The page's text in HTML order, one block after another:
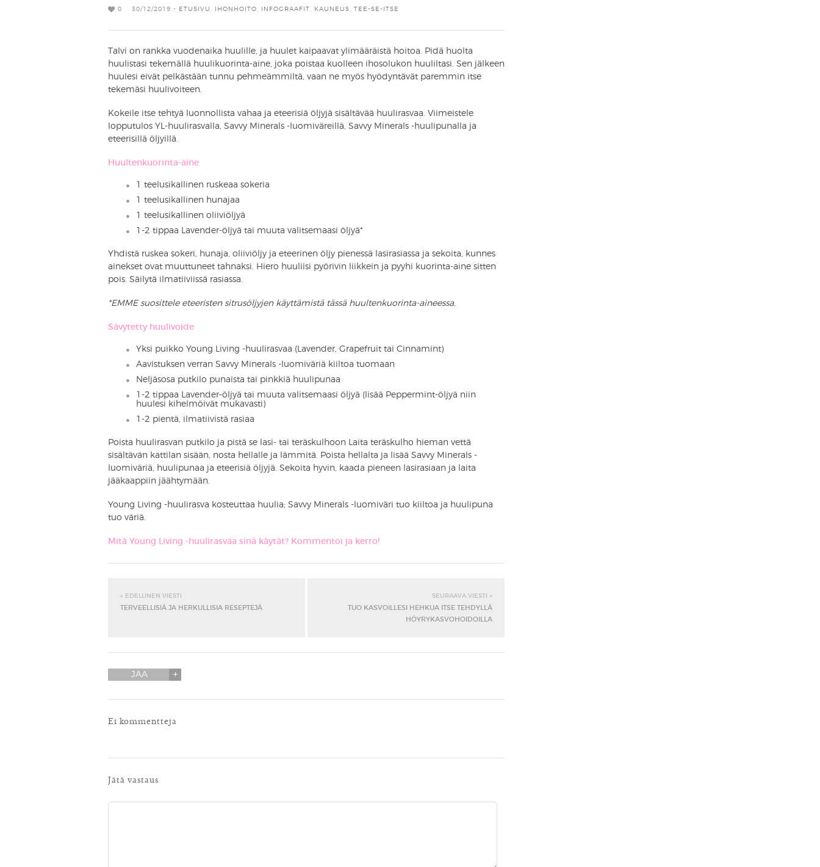
0 30/12/2019 - ETUSIVU IHONHOITO INFOGRAAFIT KAUNEUS TEE-SE-ITSE
Talvi on rankka vuodenaika huulille, ja huulet kaipaavat ylimääräistä hoitoa. Pidä huolta
huulistasi tekemällä huulikuorinta-aine, joka poistaa kuolleen ihosolukon huuliltasi. Sen jälkeen
huulesi eivät pelkästään tunnu pehmeämmiltä, vaan ne myös hyödyntävät paremmin itse
tekemäsi huulivoiteen.
Kokeile itse tehtyä luonnollista vahaa ja eteerisiä öljyjä sisältävää huulirasvaa. Viimeistele
lopputulos YL-huulirasvalla, Savvy Minerals -luomiväreillä, Savvy Minerals -huulipunalla ja
eteerisillä öljyillä.
Huultenkuorinta-aine
1 teelusikallinen ruskeaa sokeria
1 teelusikallinen hunajaa
1 teelusikallinen oliiviöljyä
1-2 tippaa Lavender-öljyä tai muuta valitsemaasi öljyä*
Yhdistä ruskea sokeri, hunaja, oliiviöljy ja eteerinen öljy pienessä lasirasiassa ja sekoita, kunnes
ainekset ovat muuttuneet tahnaksi. Hiero huuliisi pyörivin liikkein ja pyyhi kuorinta-aine sitten
pois. Säilytä ilmatiiviissä rasiassa.
*EMME suosittele eteeristen sitrusöljyjen käyttämistä tässä huultenkuorinta-aineessa.
Sävytetty huulivoide
Yksi puikko Young Living -huulirasvaa (Lavender, Grapefruit tai Cinnamint)
Aavistuksen verran Savvy Minerals -luomiväriä kiiltoa tuomaan
Neljäsosa putkilo punaista tai pinkkiä huulipunaa
1-2 tippaa Lavender-öljyä tai muuta valitsemaasi öljyä (lisää Peppermint-öljyä niin
huulesi kihelmöivät mukavasti)
1-2 pientä, ilmatiivistä rasiaa
Poista huulirasvan putkilo ja pistä se lasi- tai teräskulhoon Laita teräskulho hieman vettä
sisältävän kattilan sisään, nosta hellalle ja lämmitä. Poista hellalta ja lisää Savvy Minerals -
luomiväriä, huulipunaa ja eteerisiä öljyjä. Sekoita hyvin, kaada pieneen lasirasiaan ja laita
jääkaappiin jäähtymään.
Young Living -huulirasva kosteuttaa huulia; Savvy Minerals -luomiväri tuo kiiltoa ja huulipuna
tuo väriä.
Mitä Young Living -huulirasvaa sinä käytät? Kommentoi ja kerro!
« EDELLINEN VIESTI
TERVEELLISIÄ JA HERKULLISIA RESEPTEJÄ
SEURAAVA VIESTI »
TUO KASVOILLESI HEHKUA ITSE TEHDYLLÄ
HÖYRYKASVOHOIDOILLA
JAA
Ei kommentteja
Jätä vastaus